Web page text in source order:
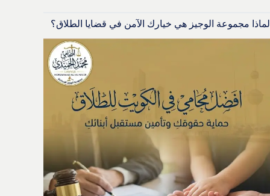
لماذا مجموعة الوجيز هي خيارك الآمن في قضايا الطلاق؟